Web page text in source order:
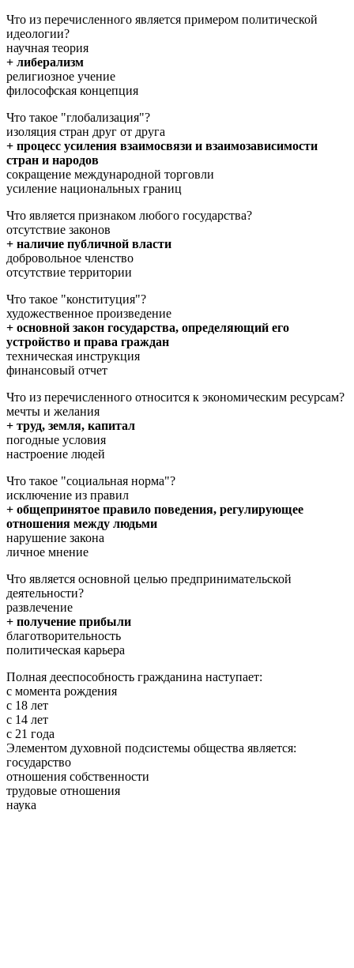
Что из перечисленного является примером политической
идеологии?
научная теория
+ либерализм
религиозное учение
философская концепция
Что такое "глобализация"?
изоляция стран друг от друга
+ процесс усиления взаимосвязи и взаимозависимости
стран и народов
сокращение международной торговли
усиление национальных границ
Что является признаком любого государства?
отсутствие законов
+ наличие публичной власти
добровольное членство
отсутствие территории
Что такое "конституция"?
художественное произведение
+ основной закон государства, определяющий его
устройство и права граждан
техническая инструкция
финансовый отчет
Что из перечисленного относится к экономическим ресурсам?
мечты и желания
+ труд, земля, капитал
погодные условия
настроение людей
Что такое "социальная норма"?
исключение из правил
+ общепринятое правило поведения, регулирующее
отношения между людьми
нарушение закона
личное мнение
Что является основной целью предпринимательской
деятельности?
развлечение
+ получение прибыли
благотворительность
политическая карьера
Полная дееспособность гражданина наступает:
с момента рождения
с 18 лет
с 14 лет
с 21 года
Элементом духовной подсистемы общества является:
государство
отношения собственности
трудовые отношения
наука